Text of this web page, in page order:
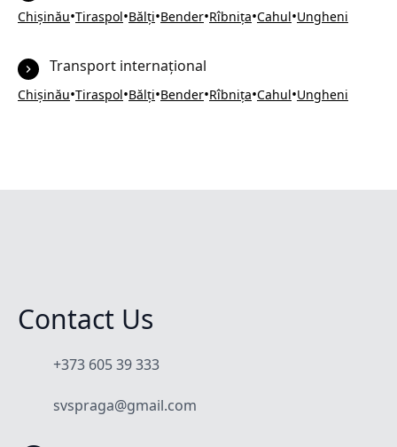
Chișinău•Tiraspol•Bălți•Bender•Rîbnița•Cahul•Ungheni
Transport internațional
Chișinău•Tiraspol•Bălți•Bender•Rîbnița•Cahul•Ungheni
Contact Us
+373 605 39 333
svspraga@gmail.com